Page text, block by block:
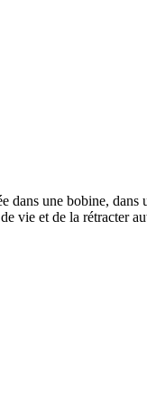
une bobine, dans
vie et de la rétracter